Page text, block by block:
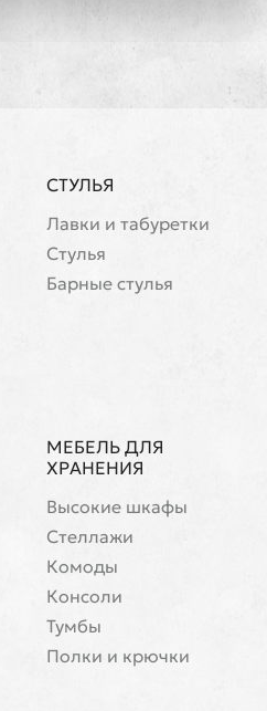
СТУЛЬЯ
Лавки и табуретки
Стулья
Барные стулья
МЕБЕЛЬ ДЛЯ
ХРАНЕНИЯ
Высокие шкафы
Стеллажи
Комоды
Консоли
Тумбы
Полки и крючки